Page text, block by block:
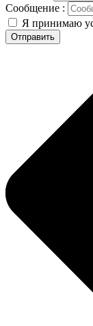
Сообщение :
Я принимаю
Отправить